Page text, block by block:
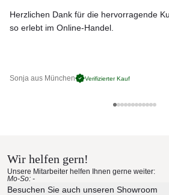
Erleben Sie unsere Stoffe und
Ihren eigenen vier Wänden.
Aktuelle Originalstoffe des
Herzlichen Dank für die hervorragende
so erlebt im Online-Handel.
Sonja aus München Verifizierter Kauf
Wir helfen gern!
Unsere Mitarbeiter helfen Ihnen gerne weiter:
Mo-So: -
Besuchen Sie auch unseren Showroom